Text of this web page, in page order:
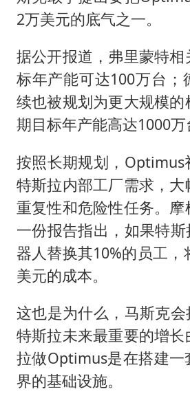
2万美元的底气之一。
据公开报道，弗里蒙特相
标年产能可达100万台；
续也被规划为更大规模的
期目标年产能高达1000万
按照长期规划，Optimus
特斯拉内部工厂需求，
重复性和危险性任务。摩
一份报告指出，如果特
器人替换其10%的员工
美元的成本。
这也是为什么，马斯克
特斯拉未来最重要的增
拉做Optimus是在搭建一
界的基础设施。